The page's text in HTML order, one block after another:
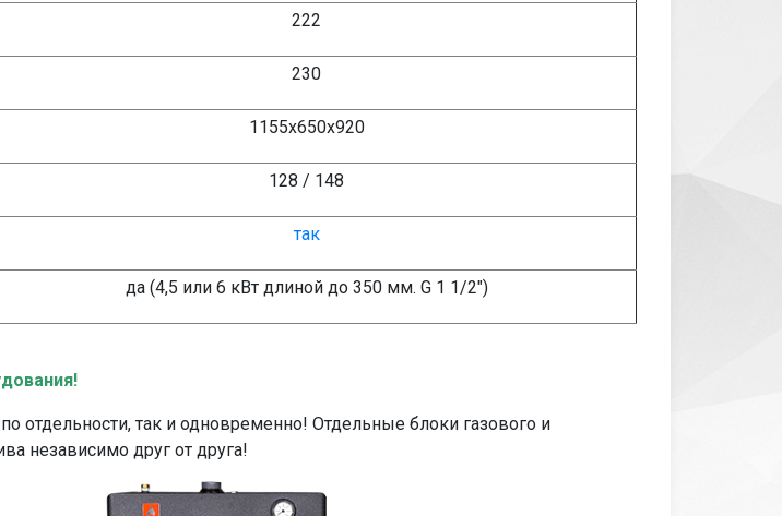
222
230
1155х650х920
128 / 148
так
да (4,5 или 6 кВт длиной до 350 мм. G 1 1/2")
отдельности, так и одновременно! Отдельные блоки газового и
независимо друг от друга!